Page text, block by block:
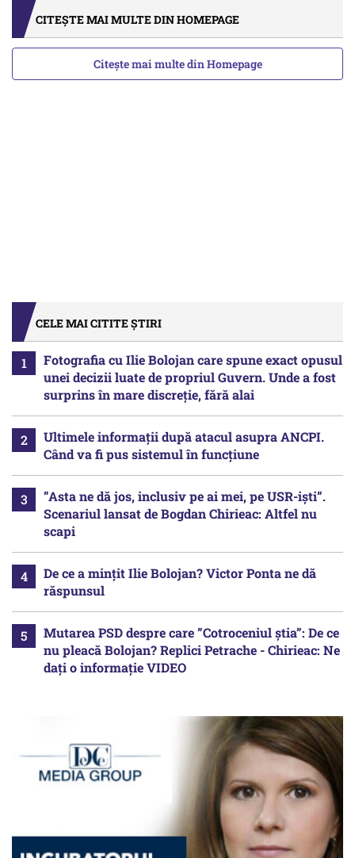
CITEȘTE MAI MULTE DIN HOMEPAGE
Citește mai multe din Homepage
CELE MAI CITITE ȘTIRI
Fotografia cu Ilie Bolojan care spune exact opusul
unei decizii luate de propriul Guvern. Unde a fost
surprins în mare discreție, fără alai
Ultimele informații după atacul asupra ANCPI.
Când va fi pus sistemul în funcțiune
”Asta ne dă jos, inclusiv pe ai mei, pe USR-iști”.
Scenariul lansat de Bogdan Chirieac: Altfel nu
scapi
De ce a mințit Ilie Bolojan? Victor Ponta ne dă
răspunsul
Mutarea PSD despre care ”Cotroceniul știa”: De ce
nu pleacă Bolojan? Replici Petrache - Chirieac: Ne
dați o informație VIDEO